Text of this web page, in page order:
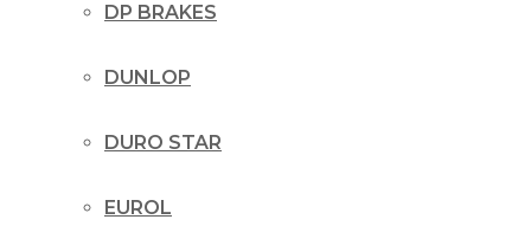
DP BRAKES
DUNLOP
DURO STAR
EUROL